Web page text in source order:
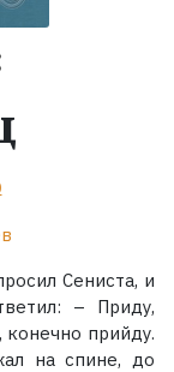
Сениста, и
– Приду,
прийду.
на спине, до